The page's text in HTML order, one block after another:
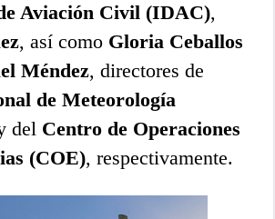
Aviación Civil (IDAC),
, así como Gloria Ceballos
Méndez, directores de
de Meteorología
del Centro de Operaciones
(COE), respectivamente.